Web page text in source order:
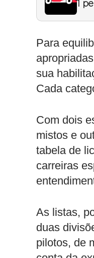
1
Para
sua
Cada
Com dois
mistos e
tabela de
carreiras
As listas,
duas
pilotos, de